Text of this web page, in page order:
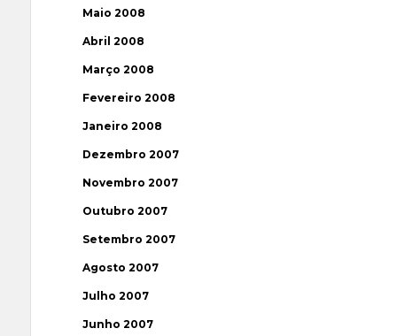
Maio 2008
Abril 2008
Março 2008
Fevereiro 2008
Janeiro 2008
Dezembro 2007
Novembro 2007
Outubro 2007
Setembro 2007
Agosto 2007
Julho 2007
Junho 2007